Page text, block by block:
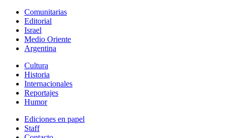
Comunitarias
Editorial
Israel
Medio Oriente
Argentina
Cultura
Historia
Internacionales
Reportajes
Humor
Ediciones en papel
Staff